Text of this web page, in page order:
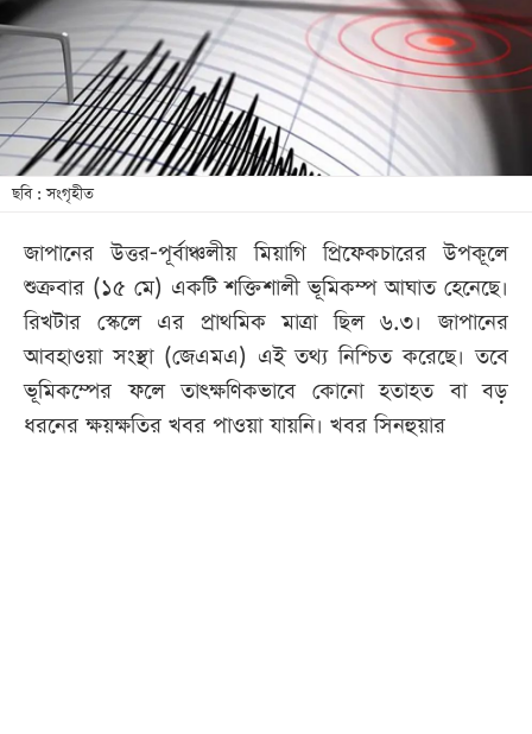
খেলা
বিনোদন
লাইফ
স্টাইল
শিক্ষা
বিভাগ
ছবি
ছবি : সংগৃহীত
জাপানের উত্তর-পূর্বাঞ্চলীয় মিয়াগি প্রিফেকচারের উপকূলে
শুক্রবার (১৫ মে) একটি শক্তিশালী ভূমিকম্প আঘাত হেনেছে।
রিখটার স্কেলে এর প্রাথমিক মাত্রা ছিল ৬.৩। জাপানের
আবহাওয়া সংস্থা (জেএমএ) এই তথ্য নিশ্চিত করেছে। তবে
ভূমিকম্পের ফলে তাৎক্ষণিকভাবে কোনো হতাহত বা বড়
ধরনের ক্ষয়ক্ষতির খবর পাওয়া যায়নি। খবর সিনহুয়ার